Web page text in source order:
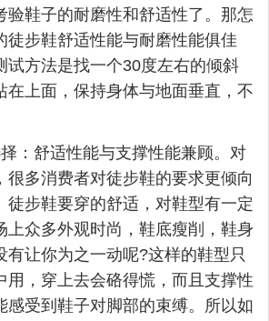
验鞋子的耐磨性和舒适性了。那怎
徒步鞋舒适性能与耐磨性能俱佳
试方法是找一个30度左右的倾斜
在上面，保持身体与地面垂直，不
：舒适性能与支撑性能兼顾。对
很多消费者对徒步鞋的要求更倾向
徒步鞋要穿的舒适，对鞋型有一定
上众多外观时尚，鞋底瘦削，鞋身
有让你为之一动呢?这样的鞋型只
用，穿上去会硌得慌，而且支撑性
感受到鞋子对脚部的束缚。所以如